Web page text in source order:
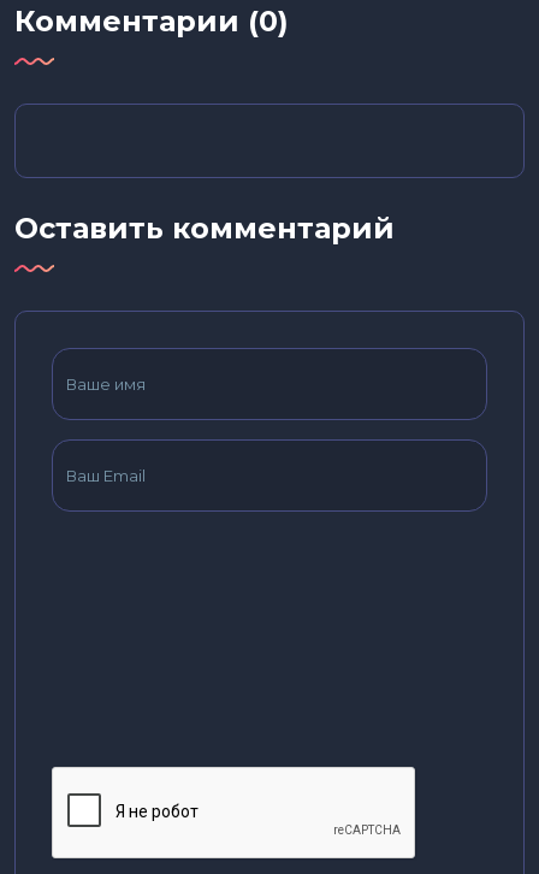
Комментарии (0)
Оставить комментарий